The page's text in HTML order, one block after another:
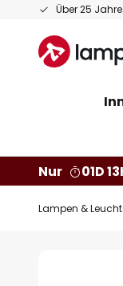
Über 25
Zum
springen
Nur 01D
Lampen &